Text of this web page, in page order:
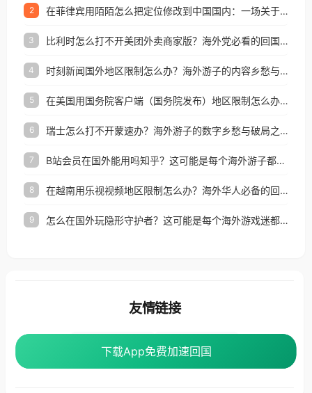
2 在菲律宾用陌陌怎么把定位修改到中国国内：一场关于归属感与连接的探索
3 比利时怎么打不开美团外卖商家版？海外党必看的回国加速全攻略
4 时刻新闻国外地区限制怎么办？海外游子的内容乡愁与破局之路
5 在美国用国务院客户端（国务院发布）地区限制怎么办？3步解决海外看国内内容难题
6 瑞士怎么打不开蒙速办？海外游子的数字乡愁与破局之路
7 B站会员在国外能用吗知乎？这可能是每个海外游子都问过的问题
8 在越南用乐视视频地区限制怎么办？海外华人必备的回国加速攻略
9 怎么在国外玩隐形守护者？这可能是每个海外游戏迷都问过的问题
下载App免费加速回国
下载App免费加速回国
友情链接